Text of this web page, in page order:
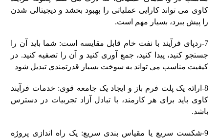
کاوی می تواند کارایی عملیاتی را بهبود بخشد و دیجیتالی شدن
را پیش ببرد، بسیار مهم است.
7-ردپای فرآیند با نفت خام قابل مقایسه است: شما باید آن را
جستجو کنید، پیدا کنید، جمع آوری کنید و آن را تصفیه کنید. در
کیفیت مناسب می تواند به سوخت بسیار قدرتمندی تبدیل شود
8-ارائه یک پلت فرم باز و ایجاد یک جامعه قوی: خدمات فرآیند
کاوی باید برای هر کارمند، با تبادل آزاد تجربیات در دسترس
باشد.
9-شکست سریع یا مقیاس بندی سریع: یک راه اندازی پروژه